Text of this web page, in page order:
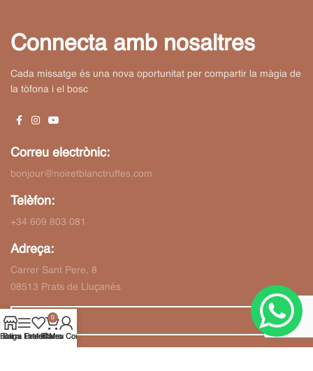
Connecta amb nosaltres
Cada missatge és una nova oportunitat per compartir la màgia de
la tòfona i el bosc
Correu electrònic:
bonjour@noiretblanctruffes.com
Telèfon:
+34 609 803 081
Adreça:
Carrer Sant Pere, 8
08513 Prats de Lluçanès
Botiga
Barra Lateral
Preferits
0
Carro
El Meu Compte